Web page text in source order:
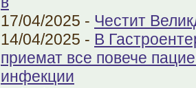
17/04/2025 - Честит
14/04/2025 - В
приемат все повече
инфекции